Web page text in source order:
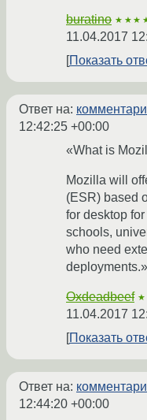
buratino
11.04.2017
Показать
Ответ на:
12:42:25 +00:00
«What is
Mozilla will
(ESR) based
for desktop
schools,
who need
deployments.»
Oxdeadbeef
11.04.2017
Показать
Ответ на:
12:44:20 +00:00